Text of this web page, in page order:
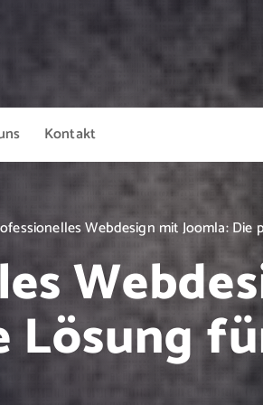
Kontakt
Webdesign mit Joomla: